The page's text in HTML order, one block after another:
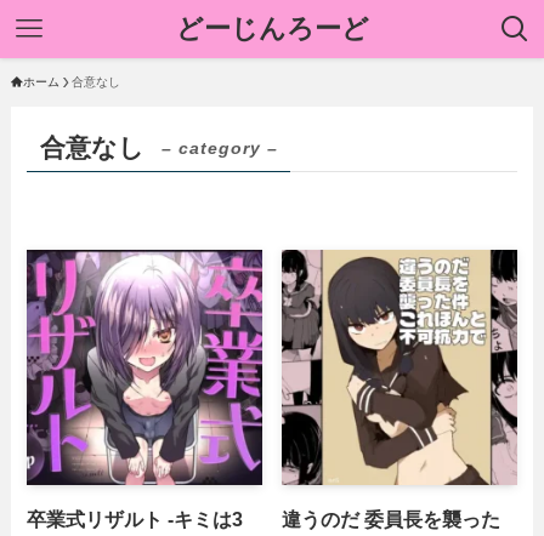
どーじんろーど
ホーム 合意なし
合意なし – category –
卒業式リザルト -キミは3
違うのだ 委員長を襲った